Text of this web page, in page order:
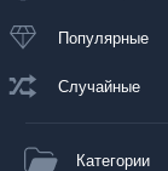
Популярные
Случайные
Категории